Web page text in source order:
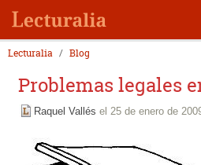
Lecturalia Blog
Problemas legales
Raquel Vallés el 25 de enero de